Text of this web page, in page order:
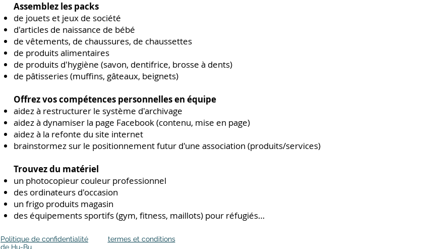
Assemblez les packs
de jouets et jeux de société
d'articles de naissance de bébé
de vêtements, de chaussures, de chaussettes
de produits alimentaires
de produits d'hygiène (savon, dentifrice, brosse à dents)
de pâtisseries (muffins, gâteaux, beignets)
Offrez vos compétences personnelles en équipe
aidez à restructurer le système d'archivage
aidez à dynamiser la page Facebook (contenu, mise en page)
aidez à la refonte du site internet
brainstormez sur le positionnement futur d'une association (produits/services)
Trouvez du matériel
un photocopieur couleur professionnel
des ordinateurs d'occasion
un frigo produits magasin
des équipements sportifs (gym, fitness, maillots) pour réfugiés…
Politique de confidentialité
de Hu-Bu
termes et conditions